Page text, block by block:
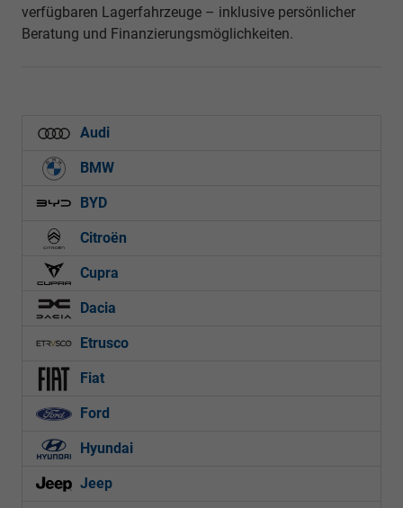
verfügbaren Lagerfahrzeuge – inklusive persönlicher
Beratung und Finanzierungsmöglichkeiten.
Audi
BMW
BYD
Citroën
Cupra
Dacia
Etrusco
Fiat
Ford
Hyundai
Jeep